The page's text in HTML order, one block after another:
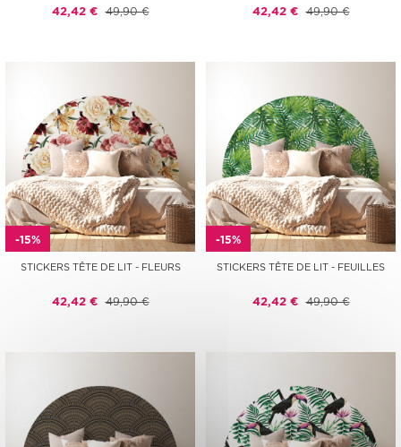
42,42 € 49,90 € 42,42 € 49,90 €
-15%
STICKERS TÊTE DE LIT - FLEURS
42,42 € 49,90 €
-15%
STICKERS TÊTE DE LIT - FEUILLES
42,42 € 49,90 €